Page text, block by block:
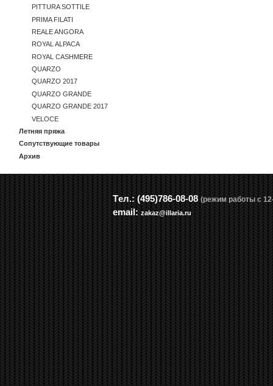
PITTURA SOTTILE
PRIMA FILATI
REALE ANGORA
ROYAL ALPACA
ROYAL CASHMERE
QUARZO
QUARZO 2017
QUARZO GRANDE
QUARZO GRANDE 2017
VELOCE
Летняя пряжа
Сопутствующие товары
Архив
Tел.: (495)786-08-08 (режим работы с
email: zakaz@illaria.ru